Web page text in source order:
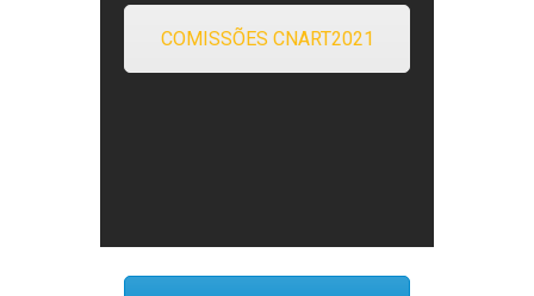
COMISSÕES CNART2021